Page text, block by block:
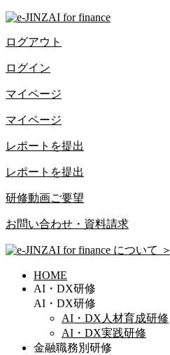
ログアウト
ログイン
マイページ
マイページ
レポートを提出
レポートを提出
研修動画ご要望
お問い合わせ・資料請求
について ＞
HOME
AI・DX研修
AI・DX研修
AI・DX人材育成研修
AI・DX実践研修
金融職務別研修